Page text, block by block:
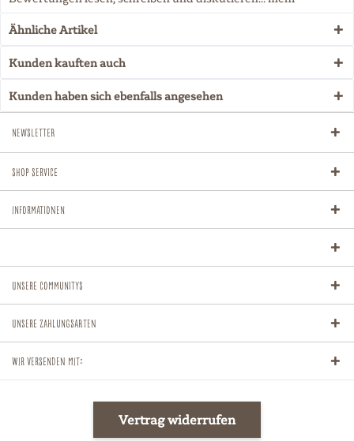
Ähnliche Artikel
Kunden kauften auch
Kunden haben sich ebenfalls angesehen
Newsletter
Shop Service
Informationen
Unsere Communitys
Unsere Zahlungsarten
Wir versenden mit:
Vertrag widerrufen